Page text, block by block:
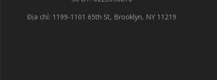
Địa chỉ: 1199-1101 65th St, Brooklyn, NY 11219